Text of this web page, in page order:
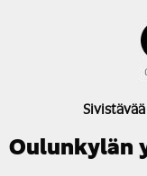
Oulunkylän